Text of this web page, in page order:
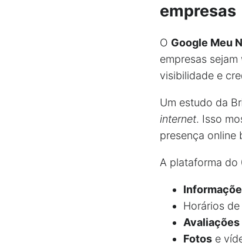
empresas
O Google Meu
empresas
visibilidade e
Um estudo da
internet. Isso
presença online
A plataforma do
Horários
Avaliações
Fotos e